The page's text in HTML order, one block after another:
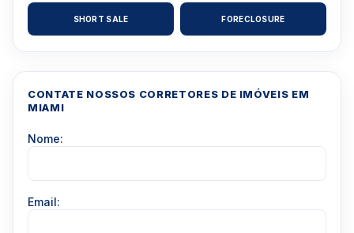
SHORT SALE FORECLOSURE
CONTATE NOSSOS CORRETORES DE IMÓVEIS EM
MIAMI
Nome:
Email: